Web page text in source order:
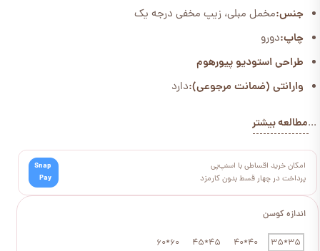
اندازه کوسن
35*35
40*40
45*45
60*60
جنس:مخمل مبلی، زیپ مخفی درجه یک
چاپ:دورو
طراحی استودیو پیورهوم
وارانتی (ضمانت مرجوعی):دارد
...مطالعه بیشتر
امکان خرید اقساطی با اسنپ‌پی
پرداخت در چهار قسط بدون کارمزد
Snap
Pay